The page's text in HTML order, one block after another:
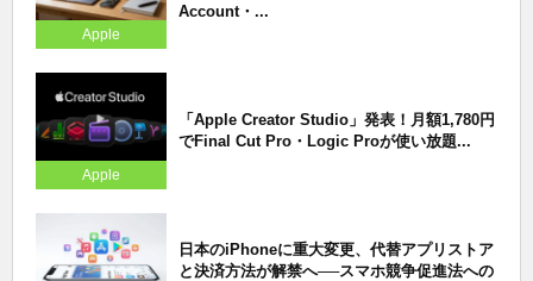
Apple
Account・...
Apple
「Apple Creator Studio」発表！月額1,780円
でFinal Cut Pro・Logic Proが使い放題...
日本のiPhoneに重大変更、代替アプリストア
と決済方法が解禁へ──スマホ競争促進法への